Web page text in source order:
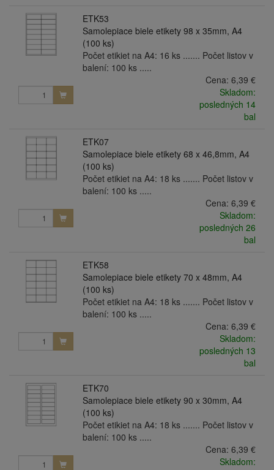
ETK53
Samolepiace biele etikety 98 x 35mm, A4
(100 ks)
Počet etikiet na A4: 16 ks ....... Počet listov v
balení: 100 ks .....
Cena: 6,39 €
Skladom:
posledných 14
bal
ETK07
Samolepiace biele etikety 68 x 46,8mm, A4
(100 ks)
Počet etikiet na A4: 18 ks ....... Počet listov v
balení: 100 ks .....
Cena: 6,39 €
Skladom:
posledných 26
bal
ETK58
Samolepiace biele etikety 70 x 48mm, A4
(100 ks)
Počet etikiet na A4: 18 ks ....... Počet listov v
balení: 100 ks .....
Cena: 6,39 €
Skladom:
posledných 13
bal
ETK70
Samolepiace biele etikety 90 x 30mm, A4
(100 ks)
Počet etikiet na A4: 18 ks ....... Počet listov v
balení: 100 ks .....
Cena: 6,39 €
Skladom: